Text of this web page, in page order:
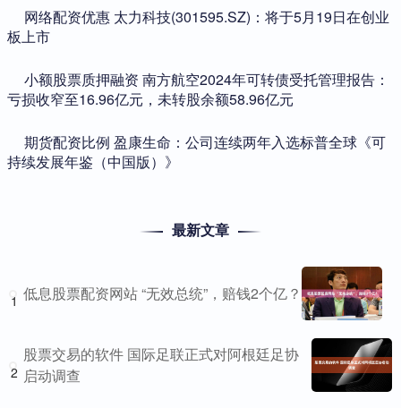
​网络配资优惠 太力科技(301595.SZ)：将于5月19日在创业
板上市
​小额股票质押融资 南方航空2024年可转债受托管理报告：
亏损收窄至16.96亿元，未转股余额58.96亿元
​期货配资比例 盈康生命：公司连续两年入选标普全球《可
持续发展年鉴（中国版）》
最新文章
1 低息股票配资网站 “无效总统”，赔钱2个亿？
2
股票交易的软件 国际足联正式对阿根廷足协
启动调查